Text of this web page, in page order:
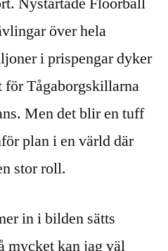
över hela
i prispengar dyker
för Tågaborgskillarna
Men det blir en tuff
plan i en värld där
stor roll.
in i bilden sätts
mycket kan jag väl